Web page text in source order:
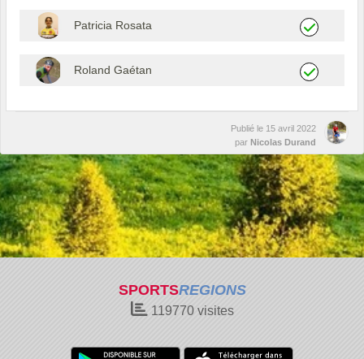
Patricia Rosata
Roland Gaétan
Publié le 15 avril 2022
par Nicolas Durand
SPORTSREGIONS
119770visites